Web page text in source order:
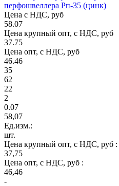
перфошвеллера Рп-35 (цинк)
Цена с НДС, руб
58.07
Цена крупный опт, с НДС, руб
37.75
Цена опт, с НДС, руб
46.46
35
62
22
2
0.07
58,07
Ед.изм.:
шт.
Цена крупный опт, с НДС, руб :
37,75
Цена опт, с НДС, руб :
46,46
-